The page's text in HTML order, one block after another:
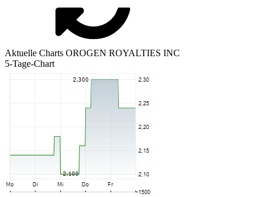
Aktuelle Charts OROGEN ROYALTIES INC
5-Tage-Chart